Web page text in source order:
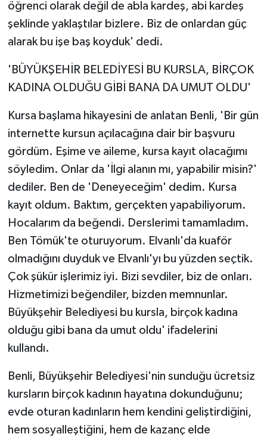
öğrenci olarak değil de abla kardeş, abi kardeş
şeklinde yaklaştılar bizlere. Biz de onlardan güç
alarak bu işe baş koyduk' dedi.
'BÜYÜKŞEHİR BELEDİYESİ BU KURSLA, BİRÇOK
KADINA OLDUĞU GİBİ BANA DA UMUT OLDU'
Kursa başlama hikayesini de anlatan Benli, 'Bir gün
internette kursun açılacağına dair bir başvuru
gördüm. Eşime ve aileme, kursa kayıt olacağımı
söyledim. Onlar da 'İlgi alanın mı, yapabilir misin?'
dediler. Ben de 'Deneyeceğim' dedim. Kursa
kayıt oldum. Baktım, gerçekten yapabiliyorum.
Hocalarım da beğendi. Derslerimi tamamladım.
Ben Tömük'te oturuyorum. Elvanlı'da kuaför
olmadığını duyduk ve Elvanlı'yı bu yüzden seçtik.
Çok şükür işlerimiz iyi. Bizi sevdiler, biz de onları.
Hizmetimizi beğendiler, bizden memnunlar.
Büyükşehir Belediyesi bu kursla, birçok kadına
olduğu gibi bana da umut oldu' ifadelerini
kullandı.
Benli, Büyükşehir Belediyesi'nin sunduğu ücretsiz
kursların birçok kadının hayatına dokunduğunu;
evde oturan kadınların hem kendini geliştirdiğini,
hem sosyalleştiğini, hem de kazanç elde